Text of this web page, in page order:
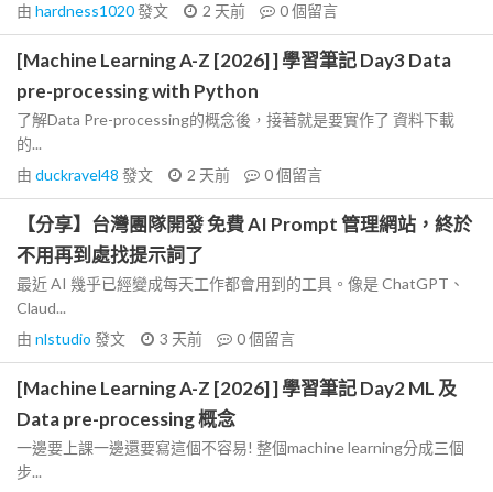
由 hardness1020發文 2 天前 0個留言
[Machine Learning A-Z [2026] ] 學習筆記 Day3 Data
pre-processing with Python
了解Data Pre-processing的概念後，接著就是要實作了 資料下載
的...
由 duckravel48 發文 2 天前 0個留言
【分享】台灣團隊開發 免費 AI Prompt 管理網站，終於
不用再到處找提示詞了
最近 AI 幾乎已經變成每天工作都會用到的工具。像是 ChatGPT、
Claud...
由 nlstudio 發文 3 天前 0個留言
[Machine Learning A-Z [2026] ] 學習筆記 Day2 ML 及
Data pre-processing 概念
一邊要上課一邊還要寫這個不容易! 整個machine learning分成三個
步...